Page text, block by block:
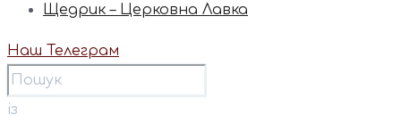
Щедрик – Церковна Лавка
Наш Телеграм
із